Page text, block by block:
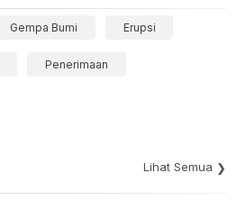
Gempa Bumi Erupsi
Penerimaan
Lihat Semua